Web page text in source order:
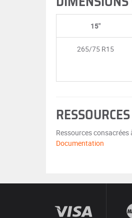
15"
265/75 R15
Ressources
Documentation